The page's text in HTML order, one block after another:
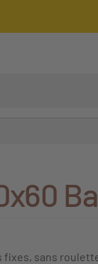
fixes, sans